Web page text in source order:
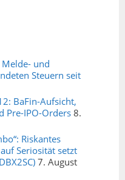
Melde- und
Steuern seit
BaFin-Aufsicht,
Pre-IPO-Orders 8.
Riskantes
Seriosität setzt
7. August